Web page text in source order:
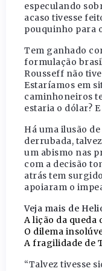
especulando
acaso tivesse
pouquinho para
Tem ganhado
formulação
Rousseff não
Estaríamos em
caminhoneiros
estaria o dólar?
Há uma ilusão
derrubada,
um abismo nas
com a decisão
atrás tem
apoiaram o
Veja mais de
A lição da queda
O dilema
A fragilidade de
“Talvez tivesse